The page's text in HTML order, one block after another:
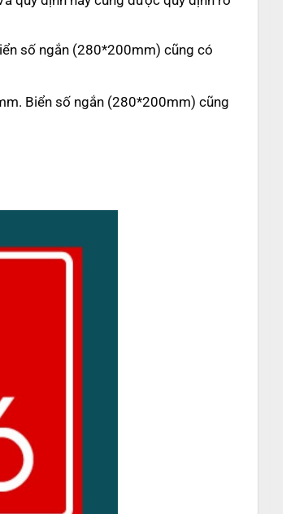
số ngắn (280*200mm) cũng có
Biển số ngắn (280*200mm) cũng